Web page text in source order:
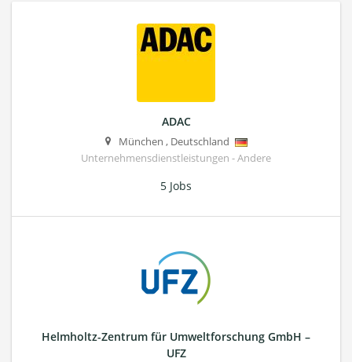
ADAC
München , Deutschland
Unternehmensdienstleistungen - Andere
5 Jobs
Helmholtz-Zentrum für Umweltforschung GmbH –
UFZ